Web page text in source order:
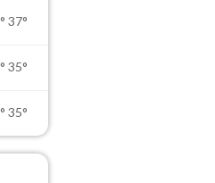
37°
35°
35°